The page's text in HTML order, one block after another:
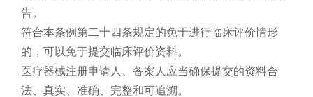
告。
符合本条例第二十四条规定的免于进行临床评价情形
的，可以免于提交临床评价资料。
医疗器械注册申请人、备案人应当确保提交的资料合
法、真实、准确、完整和可追溯。